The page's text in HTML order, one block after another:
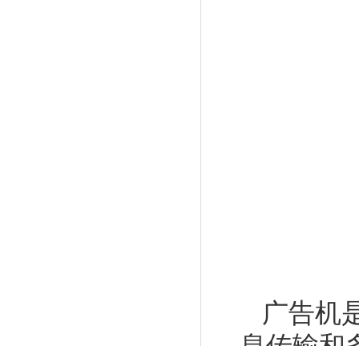
广告机